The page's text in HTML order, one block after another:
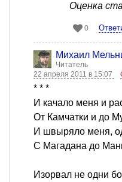
Оценка
0
Михаил
Читатель
22 апреля 2011 в 15:07
* * *
И качало меня и
От Камчатки и до
И швыряло меня,
С Магадана до
Изорвал не одни